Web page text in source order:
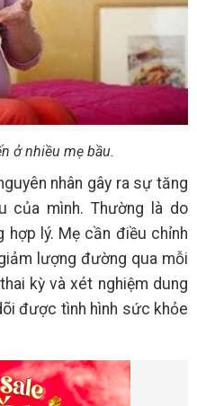
ở nhiều mẹ bầu.
nhân gây ra sự tăng
của mình. Thường là do
hợp lý. Mẹ cần điều chỉnh
lượng đường qua mỗi
kỳ và xét nghiệm dung
được tình hình sức khỏe